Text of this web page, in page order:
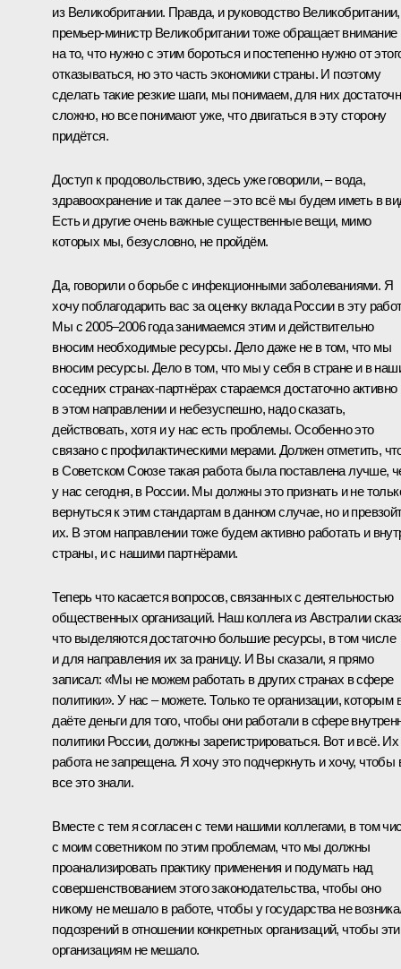
из Великобритании. Правда, и руководство Великобритании,
премьер-министр Великобритании тоже обращает внимание
на то, что нужно с этим бороться и постепенно нужно от
отказываться, но это часть экономики страны. И поэтому
сделать такие резкие шаги, мы понимаем, для них
сложно, но все понимают уже, что двигаться в эту сторону
придётся.
Доступ к продовольствию, здесь уже говорили, – вода,
здравоохранение и так далее – это всё мы будем иметь в
Есть и другие очень важные существенные вещи, мимо
которых мы, безусловно, не пройдём.
Да, говорили о борьбе с инфекционными заболеваниями. Я
хочу поблагодарить вас за оценку вклада России в эту
Мы с 2005–2006 года занимаемся этим и действительно
вносим необходимые ресурсы. Дело даже не в том, что мы
вносим ресурсы. Дело в том, что мы у себя в стране и в
соседних странах-партнёрах стараемся достаточно активно
в этом направлении и небезуспешно, надо сказать,
действовать, хотя и у нас есть проблемы. Особенно это
связано с профилактическими мерами. Должен отметить,
в Советском Союзе такая работа была поставлена лучше,
у нас сегодня, в России. Мы должны это признать и не
вернуться к этим стандартам в данном случае, но и
их. В этом направлении тоже будем активно работать и
страны, и с нашими партнёрами.
Теперь что касается вопросов, связанных с деятельностью
общественных организаций. Наш коллега из Австралии
что выделяются достаточно большие ресурсы, в том числе
и для направления их за границу. И Вы сказали, я прямо
записал: «Мы не можем работать в других странах в сфере
политики». У нас – можете. Только те организации, которым
даёте деньги для того, чтобы они работали в сфере
политики России, должны зарегистрироваться. Вот и всё. Их
работа не запрещена. Я хочу это подчеркнуть и хочу, чтобы
все это знали.
Вместе с тем я согласен с теми нашими коллегами, в том
с моим советником по этим проблемам, что мы должны
проанализировать практику применения и подумать над
совершенствованием этого законодательства, чтобы оно
никому не мешало в работе, чтобы у государства не
подозрений в отношении конкретных организаций, чтобы
организациям не мешало.